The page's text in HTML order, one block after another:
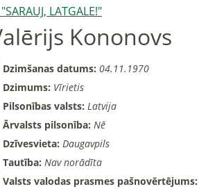
LATGALE!"
Kononovs
Dzimšanas datums: 04.11.1970
Dzimums: Vīrietis
Pilsonības valsts: Latvija
Ārvalsts pilsonība: Nē
Dzīvesvieta: Daugavpils
Tautība: Nav norādīta
Valsts valodas prasmes pašnovērtējums: